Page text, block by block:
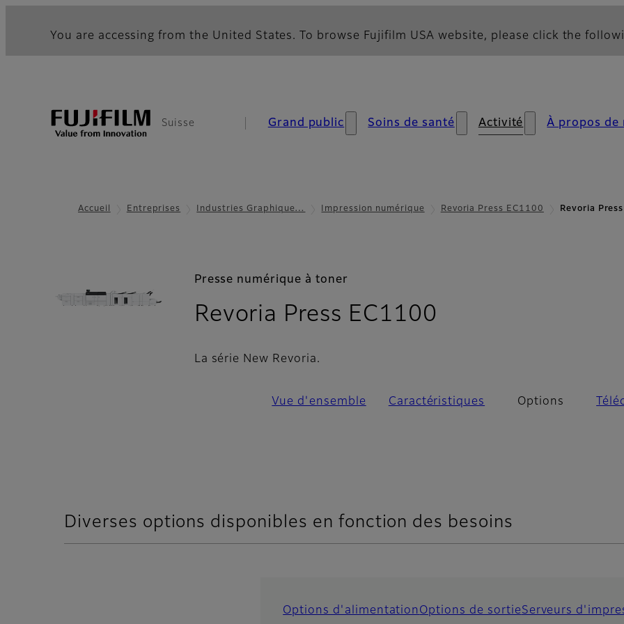
You are accessing from the United States. To browse Fujifilm USA website, please click the
Suisse Grand public Soins de santé Activité À propos de
Accueil Entreprises Industries Graphique… Impression numérique Revoria Press EC1100 Revoria
Presse numérique à toner
Revoria Press EC1100
La série New Revoria.
Vue d'ensemble Caractéristiques Options
Diverses options disponibles en fonction des besoins
Options d'alimentation Options de sortieServeurs